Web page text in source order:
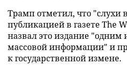
Трамп отметил, что "слухи
публикацией в газете The
назвал это издание "одним
массовой информации" и
к государственной измене.